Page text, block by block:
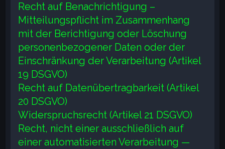
Recht auf Benachrichtigung –
Mitteilungspflicht im Zusammenhang
mit der Berichtigung oder Löschung
personenbezogener Daten oder der
Einschränkung der Verarbeitung (Artikel
19 DSGVO)
Recht auf Datenübertragbarkeit (Artikel
20 DSGVO)
Widerspruchsrecht (Artikel 21 DSGVO)
Recht, nicht einer ausschließlich auf
einer automatisierten Verarbeitung —